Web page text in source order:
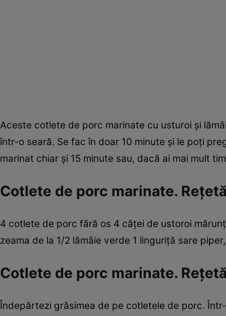
Aceste cotlete de porc marinate cu usturoi şi
într-o seară. Se fac în doar 10 minute şi le poţi
marinat chiar şi 15 minute sau, dacă ai mai mult
Cotlete de porc marinate.
4 cotlete de porc fără os 4 căţei de ustoroi
zeama de la 1/2 lămâie verde 1 linguriţă sare
Cotlete de porc marinate.
Îndepărtezi grăsimea de pe cotletele de porc.